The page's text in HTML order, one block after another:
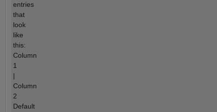
entries
that
look
like
this:
Column
1
|
Column
2
Default